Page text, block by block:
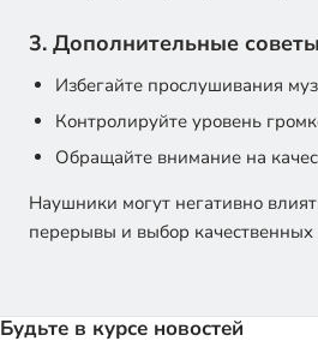
3. Дополнительные советы
Избегайте прослушивания
Контролируйте уровень
Обращайте внимание на
Наушники могут негативно
перерывы и выбор качественных
Будьте в курсе новостей